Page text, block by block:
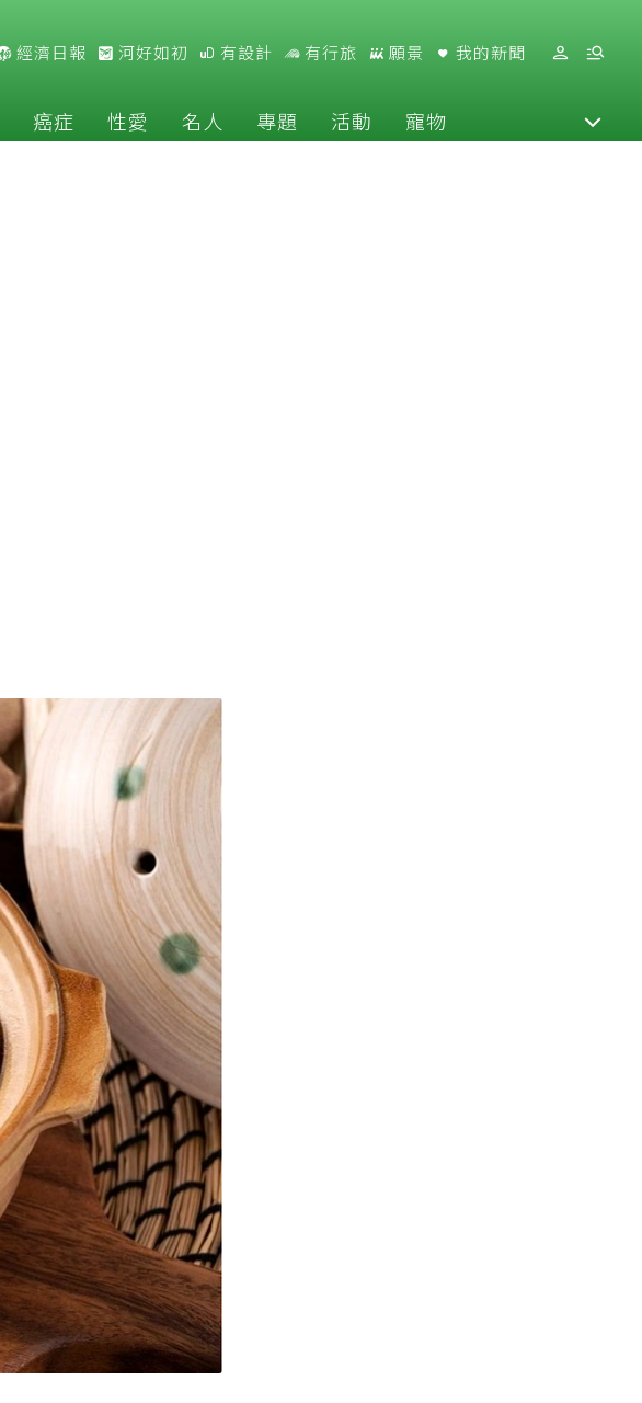
經濟日報 河好如初 有設計 有行旅 願景 我的新聞
癌症 性愛 名人 專題 活動 寵物